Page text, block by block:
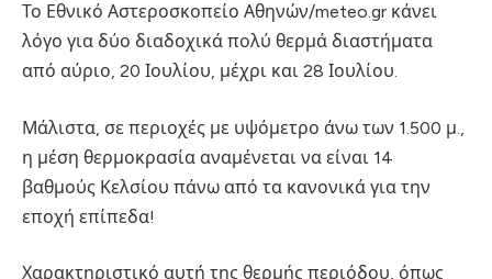
Το Εθνικό Αστεροσκοπείο Αθηνών/meteo.gr κάνει
λόγο για δύο διαδοχικά πολύ θερμά διαστήματα
από αύριο, 20 Ιουλίου, μέχρι και 28 Ιουλίου.
Μάλιστα, σε περιοχές με υψόμετρο άνω των 1.500 μ.,
η μέση θερμοκρασία αναμένεται να είναι 14
βαθμούς Κελσίου πάνω από τα κανονικά για την
εποχή επίπεδα!
Χαρακτηριστικό αυτή της θερμής περιόδου, όπως